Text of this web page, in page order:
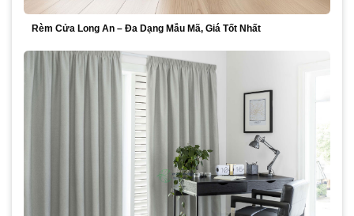
Rèm Cửa Long An – Đa Dạng Mẫu Mã, Giá Tốt Nhất